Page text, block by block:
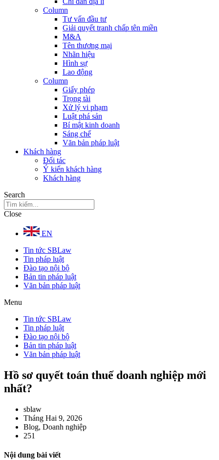
Column
Tư vấn đầu tư
Giải quyết tranh chấp tên miền
M&A
Tên thương mại
Nhãn hiệu
Hình sự
Lao động
Column
Giấy phép
Trọng tài
Xử lý vi phạm
Luật phá sản
Bí mật kinh doanh
Sáng chế
Văn bản pháp luật
Khách hàng
Đối tác
Ý kiến khách hàng
Khách hàng
Search
Close
EN
Tin tức SBLaw
Tin pháp luật
Đào tạo nội bộ
Bản tin pháp luật
Văn bản pháp luật
Menu
Tin tức SBLaw
Tin pháp luật
Đào tạo nội bộ
Bản tin pháp luật
Văn bản pháp luật
Hồ sơ quyết toán thuế doanh nghiệp mới
nhất?
sblaw
Tháng Hai 9, 2026
Blog, Doanh nghiệp
251
Nội dung bài viết